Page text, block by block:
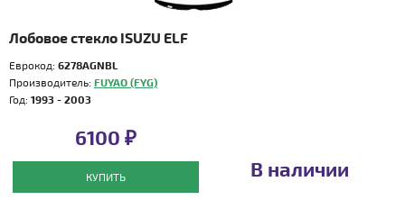
Лобовое стекло ISUZU ELF
Еврокод: 6278AGNBL
Производитель: FUYAO (FYG)
Год: 1993 - 2003
6100 ₽
КУПИТЬ В наличии